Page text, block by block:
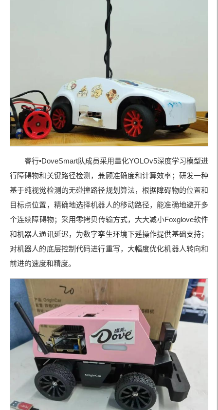
睿行•DoveSmart队成员采用量化YOLOv5深度学习模型进
行障碍物和关键路径检测，兼顾准确度和计算效率；研发一种
基于纯视觉检测的无碰撞路径规划算法，根据障碍物的位置和
目标点位置，精确地选择机器人的移动路径，能准确地避开多
个连续障碍物；采用零拷贝传输方式，大大减小Foxglove软件
和机器人通讯延迟，为数字孪生环境下遥操作提供基础支持；
对机器人的底层控制代码进行重写，大幅度优化机器人转向和
前进的速度和精度。